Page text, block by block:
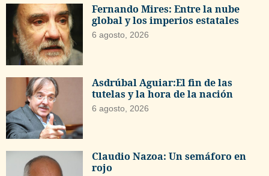
Fernando Mires: Entre la nube
global y los imperios estatales
6 agosto, 2026
Asdrúbal Aguiar:El fin de las
tutelas y la hora de la nación
6 agosto, 2026
Claudio Nazoa: Un semáforo en
rojo